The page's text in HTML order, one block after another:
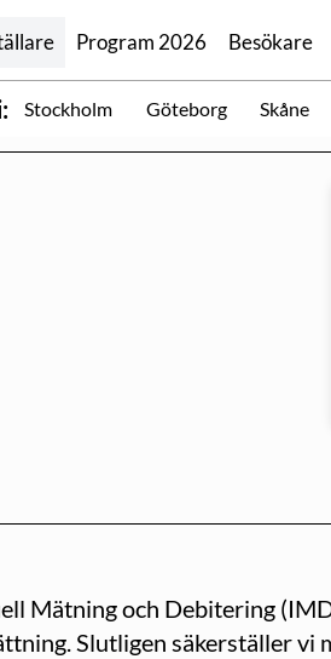
Program 2026 Besökare
Stockholm Göteborg Skåne
Mätning och Debitering
Slutligen säkerställer vi